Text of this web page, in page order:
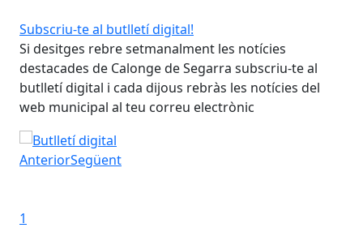
Subscriu-te al butlletí digital!
Si desitges rebre setmanalment les notícies
destacades de Calonge de Segarra subscriu-te al
butlletí digital i cada dijous rebràs les notícies del
web municipal al teu correu electrònic
Subscriu-te al butlletí digital!
AnteriorSegüent
1